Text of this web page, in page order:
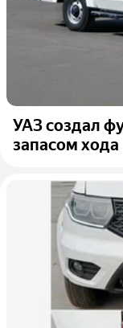
УАЗ создал
запасом хода